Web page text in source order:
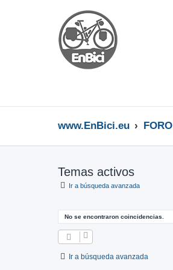
www.EnBici.eu FORO
Temas activos
Ir a búsqueda avanzada
No se encontraron coincidencias.
Ir a búsqueda avanzada